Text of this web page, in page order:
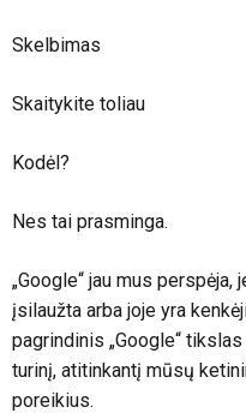
Skelbimas
Skaitykite toliau
Kodėl?
Nes tai prasminga.
„Google“ jau mus
įsilaužta arba joje yra
pagrindinis „Google“
turinį, atitinkantį mūsų
poreikius.